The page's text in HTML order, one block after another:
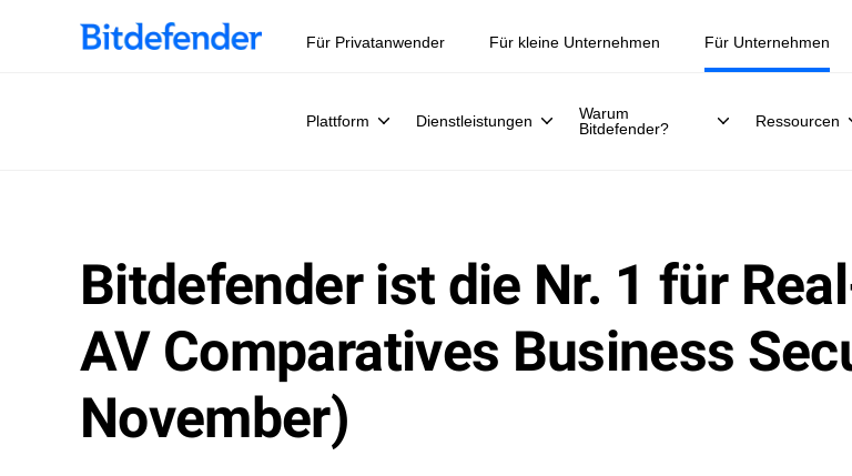
Datensouveränität in der Cybersicherheit: Live-Webinar, 30. Juli.
Für Privatanwender Für kleine Unternehmen Für Unternehmen
Plattform Dienstleistungen
Warum
Bitdefender?
Ressourcen
Bitdefender ist die Nr. 1 für
AV Comparatives Business
November)